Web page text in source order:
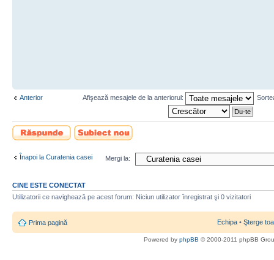
Anterior Afişează mesajele de la anteriorul:
Scrie un răspuns
Scrie un subiect
nou
Înapoi la Curatenia casei Mergi la:
CINE ESTE CONECTAT
Utilizatorii ce navighează pe acest forum: Niciun utilizator înregistrat şi 0 vizitatori
Prima pagină Echipa • Şterge
Powered by phpBB © 2000-2011 phpBB